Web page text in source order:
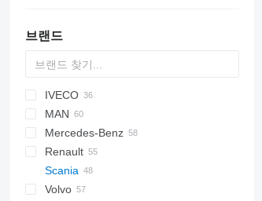
브랜드
BM
HD
A series
769
C-series
CF
LF
XF
Cargo
F-series
FL
HD-series
IVECO
EuroCargo
Eurotech
Eurotrakker
Magirus
Stralis
7400
WorkStar
ELF
Forward
5321
110 series
MAN
KAT
LE
TGA
TGL
Mercedes-Benz
Actros
Antos
Arocs
Canter
Atleon
Renault
D-series
D Wide
Scania
G-series
F2000
371
815
Dyna
Constellation
Volvo